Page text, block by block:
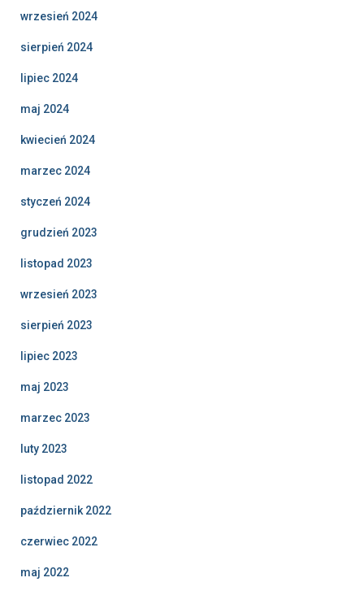
wrzesień 2024
sierpień 2024
lipiec 2024
maj 2024
kwiecień 2024
marzec 2024
styczeń 2024
grudzień 2023
listopad 2023
wrzesień 2023
sierpień 2023
lipiec 2023
maj 2023
marzec 2023
luty 2023
listopad 2022
październik 2022
czerwiec 2022
maj 2022